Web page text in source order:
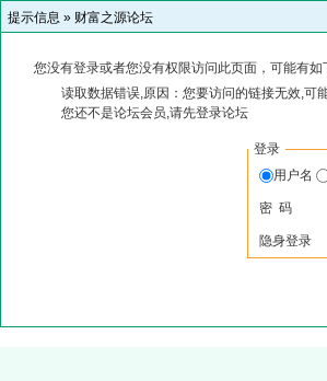
提示信息 » 财富之源论坛
您没有登录或者您没有权限访问此页面，可能有如
读取数据错误,原因：您要访问的链接无效,可
您还不是论坛会员,请先登录论坛
登录
用户名
密 码
隐身登录